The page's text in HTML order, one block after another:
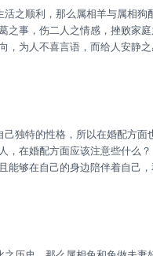
之事，伤二人之情感，挫败家
人不喜言语，而给人安静之
体察其人之情绪，而多有宽
，在婚配方面应该注意些什
能够在自己的身边陪伴着自己
己的生活和工作同步进行。